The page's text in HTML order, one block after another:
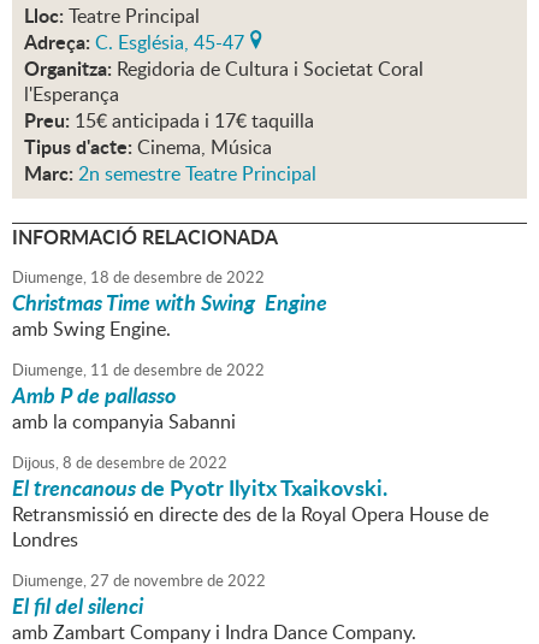
Lloc: Teatre Principal
Adreça: C. Església, 45-47
Organitza: Regidoria de Cultura i Societat Coral
l'Esperança
Preu: 15€ anticipada i 17€ taquilla
Tipus d'acte: Cinema, Música
Marc: 2n semestre Teatre Principal
INFORMACIÓ RELACIONADA
Diumenge, 18 dedesembrede2022
Christmas Time with Swing Engine
amb Swing Engine.
Diumenge, 11 dedesembrede2022
Amb P de pallasso
amb la companyia Sabanni
Dijous,8 dedesembrede2022
El trencanousde Pyotr Ilyitx Txaikovski.
Retransmissió en directe des de la Royal Opera House de
Londres
Diumenge,27 de novembrede2022
El fil del silenci
amb Zambart Company i Indra Dance Company.